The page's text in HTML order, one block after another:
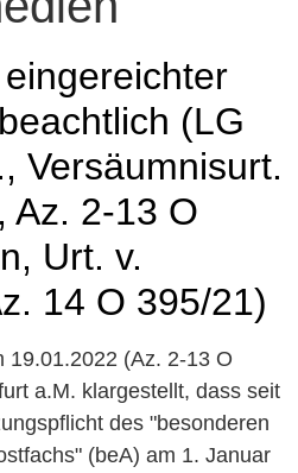
(LG
Versäumnisurt.
Az. 2-13 O
Urt. v.
14 O 395/21)
19.01.2022 (Az. 2-13 O
a.M. klargestellt, dass seit
des "besonderen
(beA) am 1. Januar